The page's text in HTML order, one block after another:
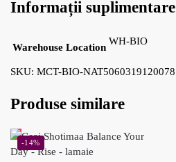
Informații suplimentare
Warehouse Location
WH-BIO
SKU: MCT-BIO-NAT5060319120078
Produse similare
-14%